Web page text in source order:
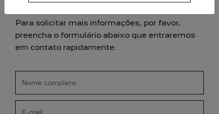
COM NOSSA EQUIPE
Para solicitar mais informações, por favor,
preencha o formulário abaixo que entraremos
em contato rapidamente.